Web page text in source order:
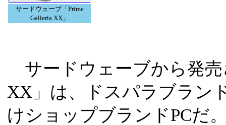
サードウェーブ「Prime
Galleria XX」
サードウェーブから発売
XX」は、ドスパラブラン
けショップブランドPCだ